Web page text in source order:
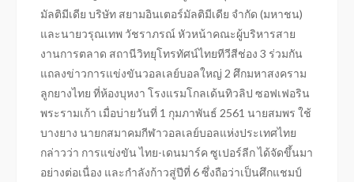
มัลติมีเดีย บริษัท สยามอินเตอร์มัลติมีเดีย จำกัด (มหาชน)
และนายวรุณเทพ วัชราภรณ์ หัวหน้าคณะผู้บริหารสาย
งานการตลาด สถานีวิทยุโทรทัศน์ไทยทีวีสีช่อง 3 ร่วมกัน
แถลงข่าวการแข่งขันวอลเลย์บอลใหญ่ 2 ศึกมหาสงคราม
ลูกยางไทย ที่ห้องบุหงา โรงแรมโกลเด้นทิวลิป ซอฟเฟอริน
พระรามเก้า เมื่อบ่ายวันที่ 1 กุมภาพันธ์ 2561 นายสมพร ใช้
บางยาง นายกสมาคมกีฬาวอลเลย์บอลแห่งประเทศไทย
กล่าวว่า การแข่งขัน ไทย-เดนมาร์ค ซูเปอร์ลีก ได้จัดขึ้นมา
อย่างต่อเนื่อง และกำลังก้าวสู่ปีที่ 6 ซึ่งถือว่าเป็นศึกแชมป์